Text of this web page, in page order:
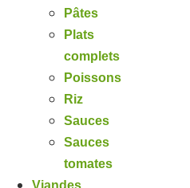
Pâtes
Plats
complets
Poissons
Riz
Sauces
Sauces
tomates